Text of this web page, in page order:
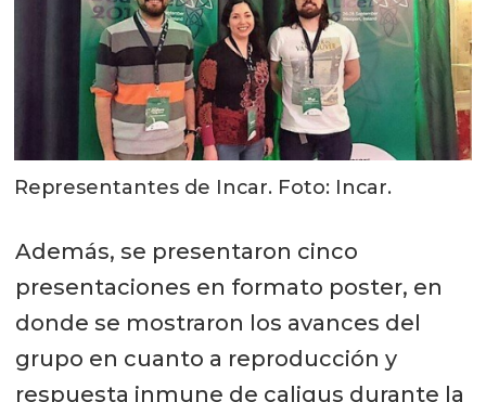
Representantes de Incar. Foto: Incar.
Además, se presentaron cinco
presentaciones en formato poster, en
donde se mostraron los avances del
grupo en cuanto a reproducción y
respuesta inmune de caligus durante la